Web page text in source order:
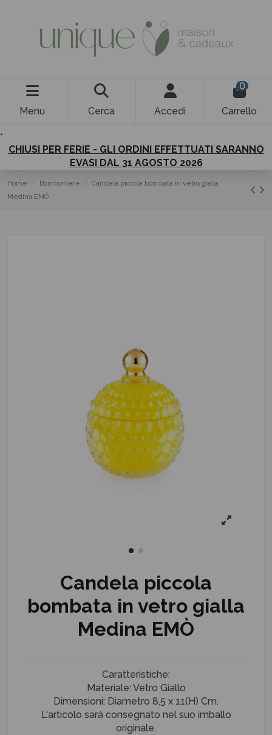
Menu Cerca Accedi
0
Carrello
.
CHIUSI PER FERIE - GLI ORDINI EFFETTUATI SARANNO
EVASI DAL 31 AGOSTO 2026
Home Bomboniere
Candela piccola bombata in vetro gialla
Medina EMÒ
Candela piccola
bombata in vetro gialla
Medina EMÒ
Caratteristiche:
Materiale: Vetro Giallo
Dimensioni: Diametro 8,5 x 11(H) Cm.
L'articolo sarà consegnato nel suo imballo
originale.